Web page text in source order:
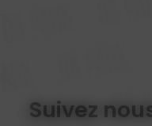
Suivez